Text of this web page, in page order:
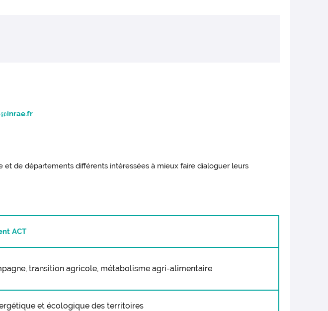
du design adapté ?
adapté ?
de départements différents intéressées à mieux faire dialoguer leurs
ACT
transition agricole, métabolisme agri-alimentaire
et écologique des territoires